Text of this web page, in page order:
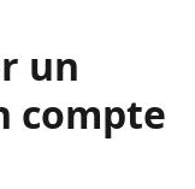
un
compte